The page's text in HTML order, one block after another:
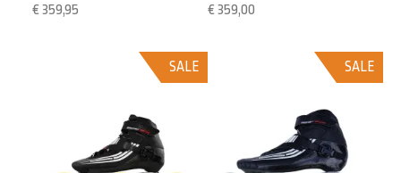
€ 359,00
€ 359,95
SALE
SALE